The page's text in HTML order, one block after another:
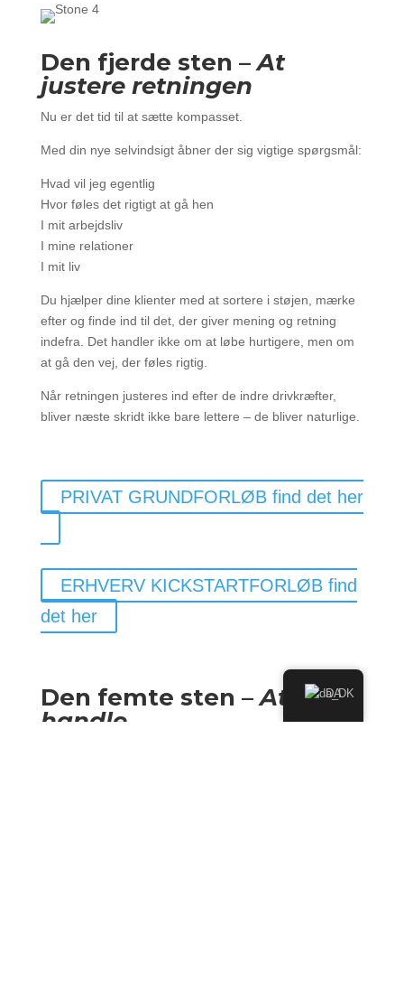
Den fjerde sten –At
justere retningen
Nu er det tid til at sætte kompasset.
Med din nye selvindsigt åbner der sig vigtige spørgsmål:
Hvad vil jeg egentlig
Hvor føles det rigtigt at gå hen
I mit arbejdsliv
I mine relationer
I mit liv
Du hjælper dine klienter med at sortere i støjen, mærke
efter og finde ind til det, der giver mening og retning
indefra. Det handler ikke om at løbe hurtigere, men om
at gå den vej, der føles rigtig.
Når retningen justeres ind efter de indre drivkræfter,
bliver næste skridt ikke bare lettere – de bliver naturlige.
PRIVAT GRUNDFORLØB find det her
ERHVERV KICKSTARTFORLØB find
det her
Den femte sten –At
handle
DA